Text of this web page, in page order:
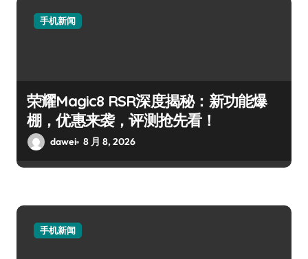
手机新闻
荣耀Magic8 RSR深度揭秘：新功能爆
棚，优惠来袭，评测抢先看！
dawei 8 月 8, 2026
手机新闻